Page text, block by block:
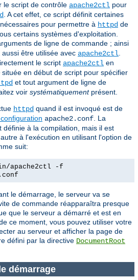
le script de contrôle apache2ctl pour
. A cet effet, ce script définit certaines
pour permettre à httpd de
certains systèmes d'exploitation.
de ligne de commande ; ainsi
aussi être utilisée avec apache2ctl
le script apache2ctl en
située en début de script pour spécifier
et tout argument de ligne de
voir systématiquementprésent.
httpd quand il est invoqué est de
apache2.conf . La
définie à la compilation, mais il est
à l'exécution en utilisant l'option de
suit:
apache2ctl -f
le démarrage, le serveur va se
de commande réapparaîtra presque
que le serveur a démarré et est en
ce moment, vous pouvez utiliser votre
au serveur et afficher la page de
défini par la directive DocumentRoot
démarrage